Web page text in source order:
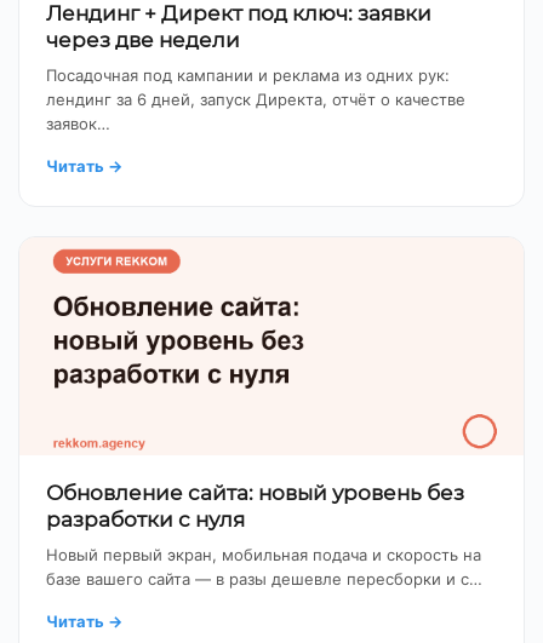
Лендинг + Директ под ключ: заявки
через две недели
Посадочная под кампании и реклама из одних рук:
лендинг за 6 дней, запуск Директа, отчёт о качестве
заявок…
Читать →
Обновление сайта: новый уровень без
разработки с нуля
Новый первый экран, мобильная подача и скорость на
базе вашего сайта — в разы дешевле пересборки и с…
Читать →